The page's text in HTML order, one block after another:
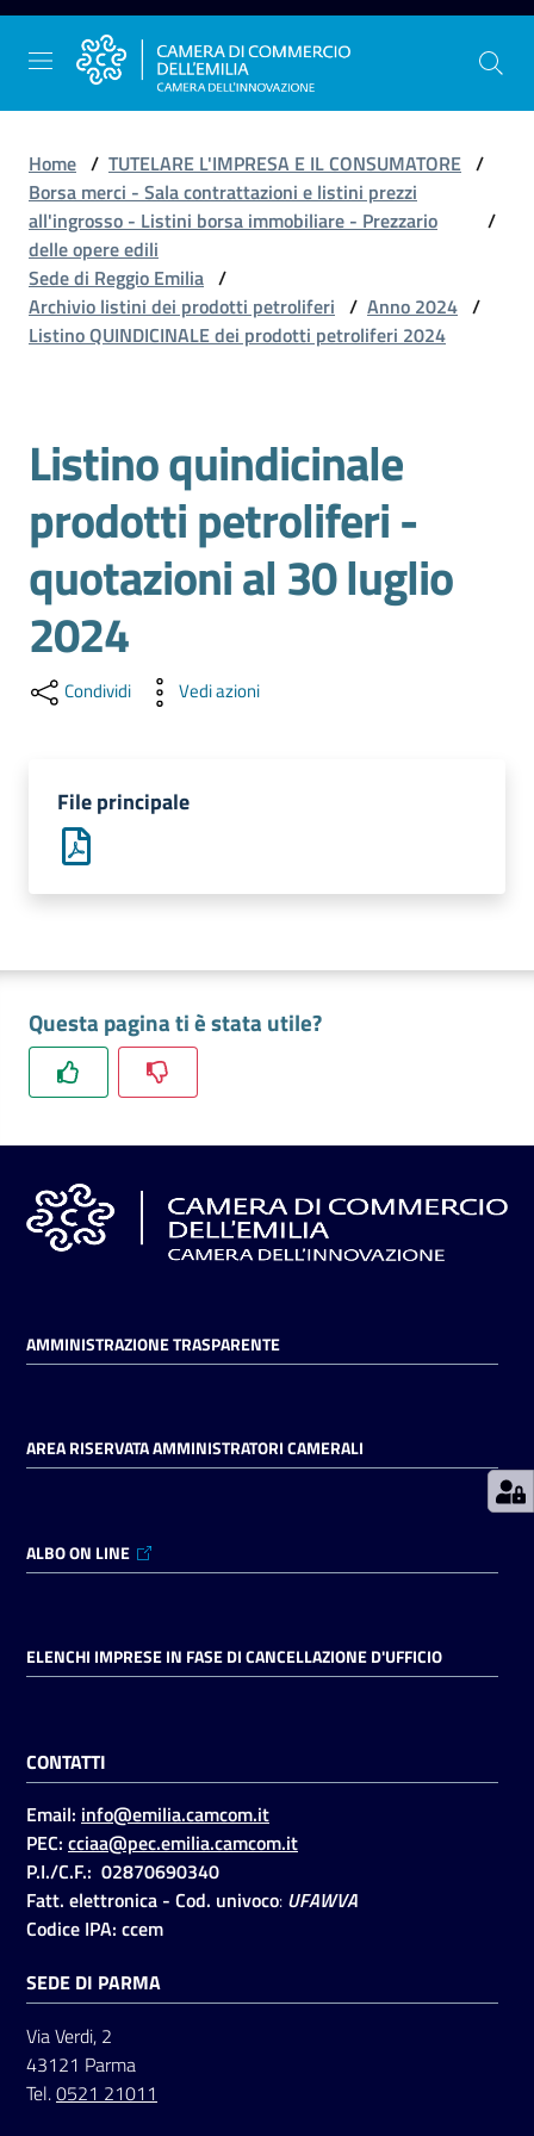
Vai al contenuto
Vai alla navigazione
Vai al footer
La
Camera
dell'Emilia
Promuovere
l'impresa
e
il
territorio
Consumatore
in
Prenotazioni
Pagamenti
Accedi
Seguici
Home / TUTELARE L'IMPRESA E IL CONSUMATORE /
Borsa merci - Sala contrattazioni e listini prezzi
all'ingrosso - Listini borsa immobiliare - Prezzario
delle opere edili
/
Sede di Reggio Emilia /
Archivio listini dei prodotti petroliferi / Anno 2024 /
Listino QUINDICINALE dei prodotti petroliferi 2024
Listino quindicinale
prodotti petroliferi -
quotazioni al 30 luglio
2024
Condividi Vedi azioni
File principale
Questa pagina ti è stata utile?
AMMINISTRAZIONE TRASPARENTE
AREA RISERVATA AMMINISTRATORI CAMERALI
ALBO ON LINE
ELENCHI IMPRESE IN FASE DI CANCELLAZIONE D'UFFICIO
CONTATTI
Email: info@emilia.camcom.it
PEC: cciaa@pec.emilia.camcom.it
P.I./C.F.: 02870690340
Fatt. elettronica - Cod. univoco: UFAWVA
Codice IPA: ccem
SEDE DI PARMA
Via Verdi, 2
43121 Parma
Tel.0521 21011